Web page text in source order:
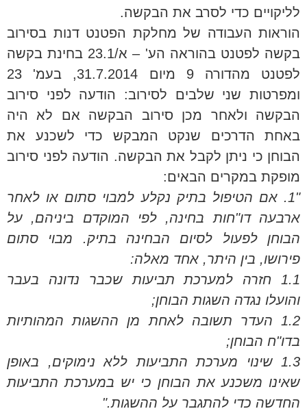
לליקויים כדי לסרב את הבקשה.
הוראות העבודה של מחלקת הפטנט דנות בסירוב
בקשה לפטנט בהוראה הע' – א/23.1 בחינת בקשה
לפטנט מהדורה 9 מיום 31.7.2014, בעמ' 23
ומפרטות שני שלבים לסירוב: הודעה לפני סירוב
הבקשה ולאחר מכן סירוב הבקשה אם לא היה
באחת הדרכים שנקט המבקש כדי לשכנע את
הבוחן כי ניתן לקבל את הבקשה. הודעה לפני סירוב
מופקת במקרים הבאים:
"1. אם הטיפול בתיק נקלע למבוי סתום או לאחר
ארבעה דו"חות בחינה, לפי המוקדם ביניהם, על
הבוחן לפעול לסיום הבחינה בתיק. מבוי סתום
פירושו, בין היתר, אחד מאלה:
1.1 חזרה למערכת תביעות שכבר נדונה בעבר
והועלו נגדה השגות הבוחן;
1.2 העדר תשובה לאחת מן ההשגות המהותיות
בדו"ח הבוחן;
1.3 שינוי מערכת התביעות ללא נימוקים, באופן
שאינו משכנע את הבוחן כי יש במערכת התביעות
החדשה כדי להתגבר על ההשגות."